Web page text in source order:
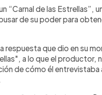
“Carnal de las Estrellas”,
de su poder para
respuesta que dio en su
a lo que el productor,
de cómo él entrevistaba